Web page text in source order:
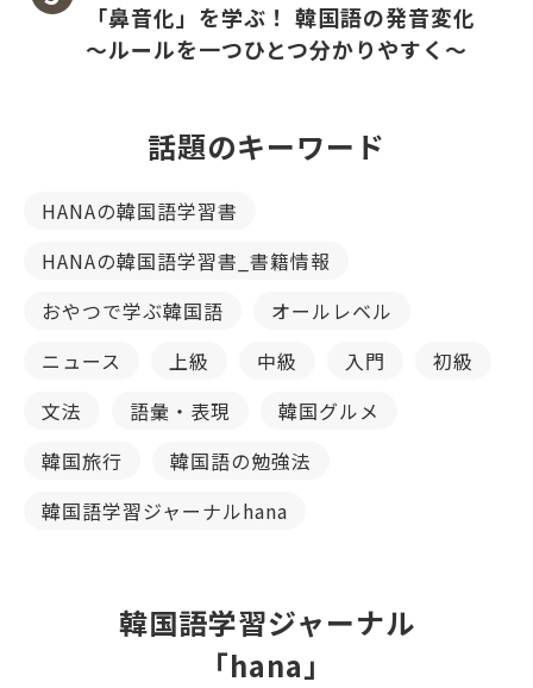
「鼻音化」を学ぶ！ 韓国語の発音変化
〜ルールを一つひとつ分かりやすく〜
話題のキーワード
HANAの韓国語学習書
HANAの韓国語学習書_書籍情報
おやつで学ぶ韓国語
オールレベル
ニュース
上級 中級 入門
初級
文法
語彙・表現
韓国グルメ
韓国旅行
韓国語の勉強法
韓国語学習ジャーナルhana
韓国語学習ジャーナル
「hana」